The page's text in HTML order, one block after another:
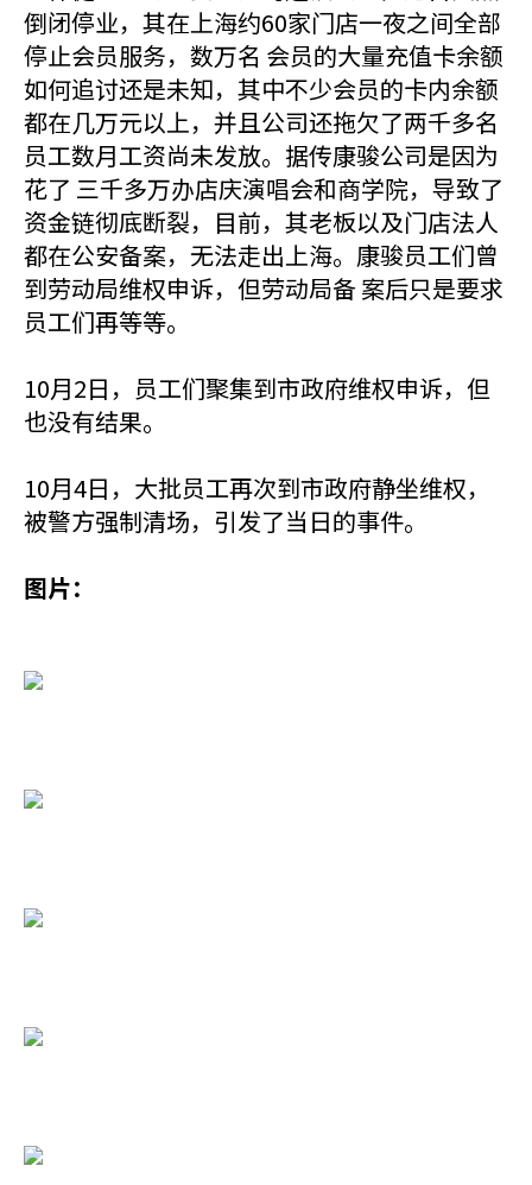
倒闭停业，其在上海约60家门店一夜之间全部
停止会员服务，数万名 会员的大量充值卡余额
如何追讨还是未知，其中不少会员的卡内余额
都在几万元以上，并且公司还拖欠了两千多名
员工数月工资尚未发放。据传康骏公司是因为
花了 三千多万办店庆演唱会和商学院，导致了
资金链彻底断裂，目前，其老板以及门店法人
都在公安备案，无法走出上海。康骏员工们曾
到劳动局维权申诉，但劳动局备 案后只是要求
员工们再等等。
10月2日，员工们聚集到市政府维权申诉，但
也没有结果。
10月4日，大批员工再次到市政府静坐维权，
被警方强制清场，引发了当日的事件。
图片：